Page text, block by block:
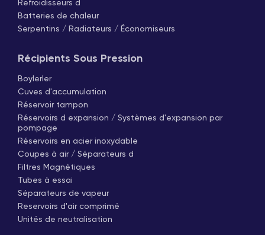
Refroidisseurs d
Batteries de chaleur
Serpentins / Radiateurs / Économiseurs
Récipients Sous Pression
Boylerler
Cuves d'accumulation
Réservoir tampon
Réservoirs d expansion / Systèmes d'expansion par
pompage
Réservoirs en acier inoxydable
Coupes à air / Séparateurs d
Filtres Magnétiques
Tubes à essai
Séparateurs de vapeur
Reservoirs d'air comprimé
Unités de neutralisation